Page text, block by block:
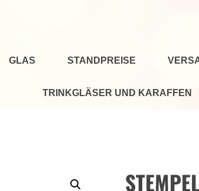
GLAS STANDPREISE
TRINKGLÄSER UND KARAFFEN